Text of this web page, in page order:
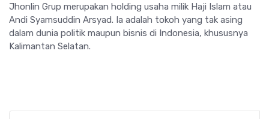
Jhonlin Grup merupakan holding usaha milik Haji Islam atau
Andi Syamsuddin Arsyad. Ia adalah tokoh yang tak asing
dalam dunia politik maupun bisnis di Indonesia, khususnya
Kalimantan Selatan.